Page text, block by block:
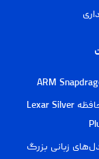
بررسی کارت حافظه Lexar Silver
زبانی بزرگ